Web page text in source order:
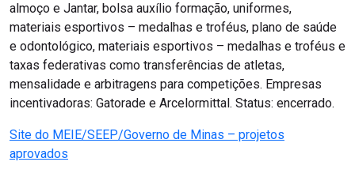
almoço e Jantar, bolsa auxílio formação, uniformes,
materiais esportivos – medalhas e troféus, plano de saúde
e odontológico, materiais esportivos – medalhas e troféus e
taxas federativas como transferências de atletas,
mensalidade e arbitragens para competições. Empresas
incentivadoras: Gatorade e Arcelormittal. Status: encerrado.
Site do MEIE/SEEP/Governo de Minas – projetos
aprovados